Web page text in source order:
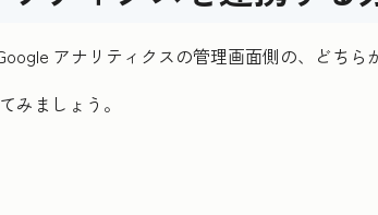
アナリティクスの管理画面側の、どちら
みましょう。